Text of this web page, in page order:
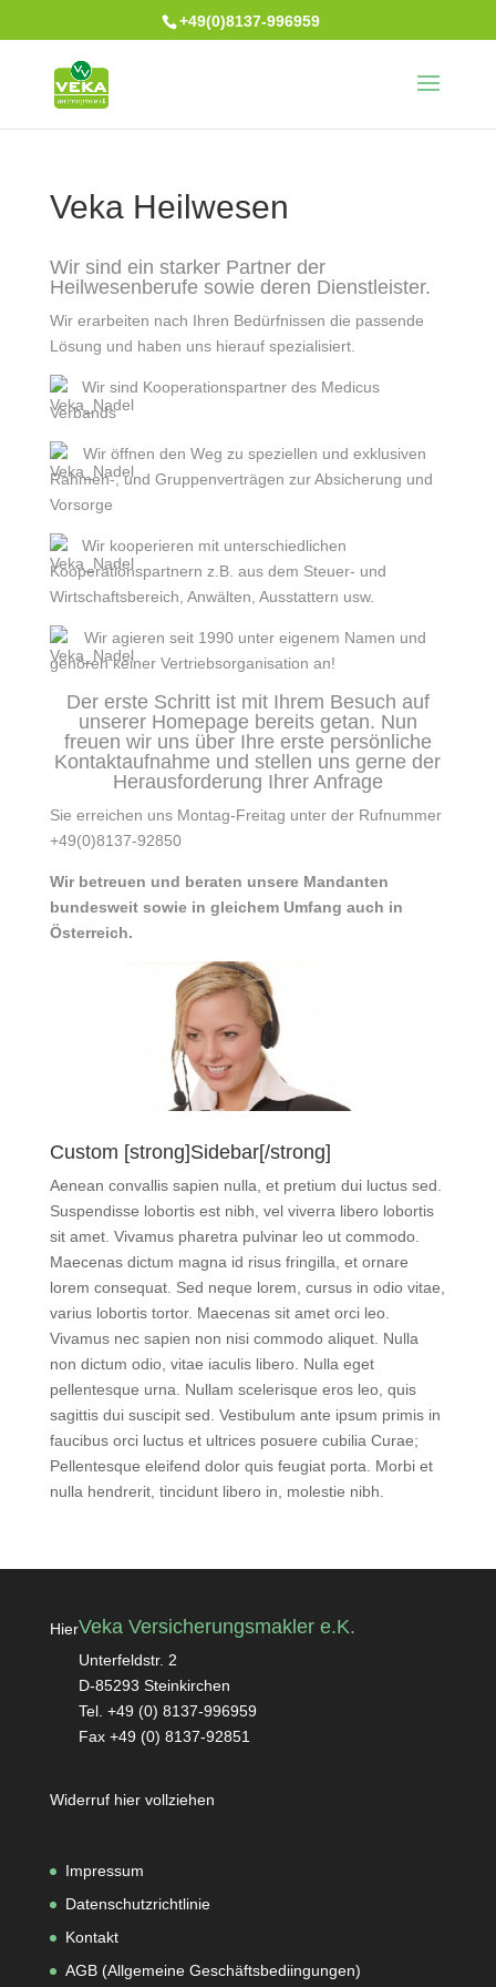
+49(0)8137-996959
Veka Heilwesen
Wir sind ein starker Partner der
Heilwesenberufe sowie deren Dienstleister.
Wir erarbeiten nach Ihren Bedürfnissen die passende
Lösung und haben uns hierauf spezialisiert.
Wir sind Kooperationspartner des Medicus
Verbands
Wir öffnen den Weg zu speziellen und exklusiven
Rahmen-, und Gruppenverträgen zur Absicherung und
Vorsorge
Wir kooperieren mit unterschiedlichen
Kooperationspartnern z.B. aus dem Steuer- und
Wirtschaftsbereich, Anwälten, Ausstattern usw.
Wir agieren seit 1990 unter eigenem Namen und
gehören keiner Vertriebsorganisation an!
Der erste Schritt ist mit Ihrem Besuch auf
unserer Homepage bereits getan. Nun
freuen wir uns über Ihre erste persönliche
Kontaktaufnahme und stellen uns gerne der
Herausforderung Ihrer Anfrage
Sie erreichen uns Montag-Freitag unter der Rufnummer
+49(0)8137-92850
Wir betreuen und beraten unsere Mandanten
bundesweit sowie in gleichem Umfang auch in
Österreich.
Custom [strong]Sidebar[/strong]
Aenean convallis sapien nulla, et pretium dui luctus sed.
Suspendisse lobortis est nibh, vel viverra libero lobortis
sit amet. Vivamus pharetra pulvinar leo ut commodo.
Maecenas dictum magna id risus fringilla, et ornare
lorem consequat. Sed neque lorem, cursus in odio vitae,
varius lobortis tortor. Maecenas sit amet orci leo.
Vivamus nec sapien non nisi commodo aliquet. Nulla
non dictum odio, vitae iaculis libero. Nulla eget
pellentesque urna. Nullam scelerisque eros leo, quis
sagittis dui suscipit sed. Vestibulum ante ipsum primis in
faucibus orci luctus et ultrices posuere cubilia Curae;
Pellentesque eleifend dolor quis feugiat porta. Morbi et
nulla hendrerit, tincidunt libero in, molestie nibh.
HierVeka Versicherungsmakler e.K.
Unterfeldstr. 2
D-85293 Steinkirchen
Tel. +49 (0) 8137-996959
Fax +49 (0) 8137-92851
Widerruf hier vollziehen
Impressum
Datenschutzrichtlinie
Kontakt
AGB (Allgemeine Geschäftsbediingungen)